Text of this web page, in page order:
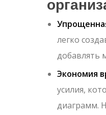
легко
добавлять
Экономия
усилия,
диаграмм.